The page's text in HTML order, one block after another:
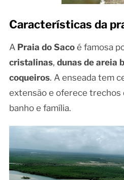
Características da
A Praia do Sacoé famosa
cristalinas, dunas de areia
coqueiros. A enseada tem
extensão e oferece trechos
banho e família.